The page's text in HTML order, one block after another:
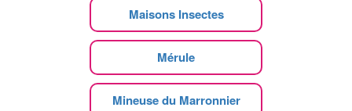
Maisons Insectes
Mérule
Mineuse du Marronnier